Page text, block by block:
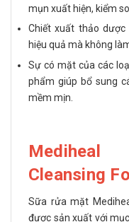
mụn xuất hiện, kiểm
Chiết xuất thảo
hiệu quả mà không
Sự có mặt của các
phẩm giúp bổ sung
mềm mịn.
Cleansing
Sữa rửa mặt
được sản xuất với